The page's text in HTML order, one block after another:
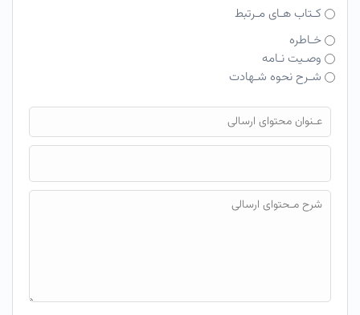
کـتاب هـای مـرتبط
خـاطره
وصـیت نـامه
شـرح نحوه شـهادت
فایل محتوای ارسالی